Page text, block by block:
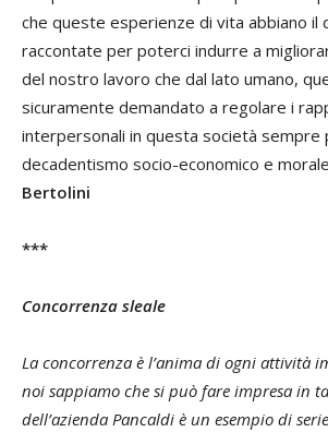
che queste esperienze di vita abbiano il
raccontate per poterci indurre a
del nostro lavoro che dal lato umano,
sicuramente demandato a regolare i
interpersonali in questa società sempre
decadentismo socio-economico e
Bertolini
***
Concorrenza sleale
La concorrenza è l’anima di ogni attività
noi sappiamo che si può fare impresa in
dell’azienda Pancaldi è un esempio di